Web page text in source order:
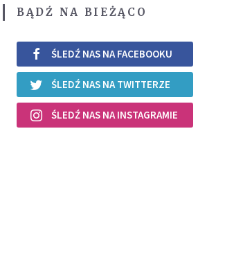
BĄDŹ NA BIEŻĄCO
ŚLEDŹ NAS NA FACEBOOKU
ŚLEDŹ NAS NA TWITTERZE
ŚLEDŹ NAS NA INSTAGRAMIE